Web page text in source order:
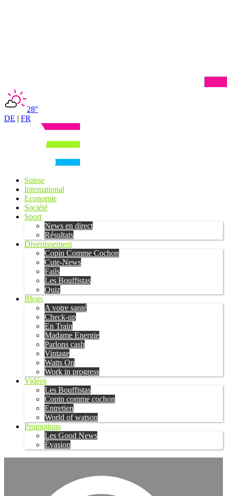
28°
DE | FR
Suisse
International
Economie
Société
Sport
News en direct
Résultats
Divertissement
Copin Comme Cochon
Cute-News
Fails
Les Bouffistas
Quiz
Blogs
A votre santé
Check-up
En Train
Madame Energie
Parlons cash
Vintage
Watts On
Work in progress
Vidéos
Les Bouffistas
Copin comme cochon
Entretien
World of watson
Promotions
Les Good News
Évasion